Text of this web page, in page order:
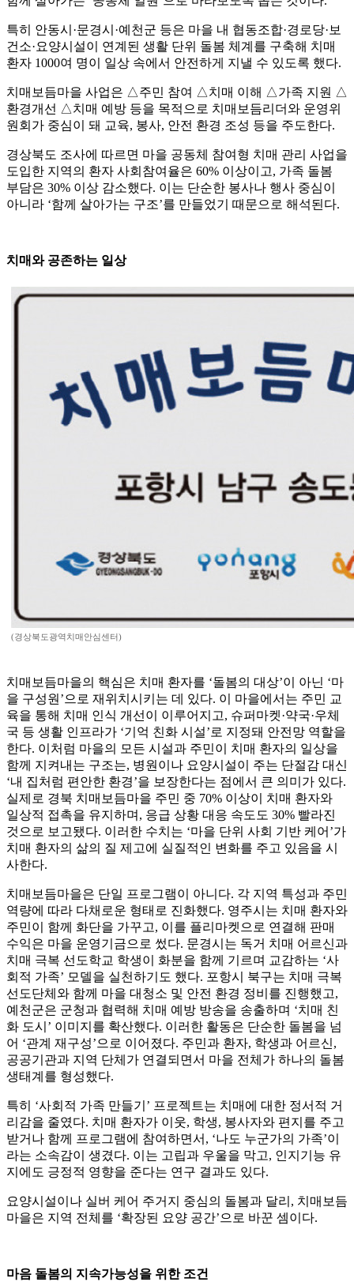
특히 안동시·문경시·예천군 등은 마을 내 협동조합·경로당·보
건소·요양시설이 연계된 생활 단위 돌봄 체계를 구축해 치매
환자 1000여 명이 일상 속에서 안전하게 지낼 수 있도록 했다. ​
치매보듬마을 사업은 △주민 참여 △치매 이해 △가족 지원 △
환경개선 △치매 예방 등을 목적으로 치매보듬리더와 운영위
원회가 중심이 돼 교육, 봉사, 안전 환경 조성 등을 주도한다.
경상북도 조사에 따르면 마을 공동체 참여형 치매 관리 사업을
도입한 지역의 환자 사회참여율은 60% 이상이고, 가족 돌봄
부담은 30% 이상 감소했다. 이는 단순한 봉사나 행사 중심이
아니라 ‘함께 살아가는 구조’를 만들었기 때문으로 해석된다.
치매와 공존하는 일상
(경상북도광역치매안심센터)
치매보듬마을의 핵심은 치매 환자를 ‘돌봄의 대상’이 아닌 ‘마
을 구성원’으로 재위치시키는 데 있다. 이 마을에서는 주민 교
육을 통해 치매 인식 개선이 이루어지고, 슈퍼마켓·약국·우체
국 등 생활 인프라가 ‘기억 친화 시설’로 지정돼 안전망 역할을
한다. 이처럼 마을의 모든 시설과 주민이 치매 환자의 일상을
함께 지켜내는 구조는, 병원이나 요양시설이 주는 단절감 대신
‘내 집처럼 편안한 환경’을 보장한다는 점에서 큰 의미가 있다.
실제로 경북 치매보듬마을 주민 중 70% 이상이 치매 환자와
일상적 접촉을 유지하며, 응급 상황 대응 속도도 30% 빨라진
것으로 보고됐다. 이러한 수치는 ‘마을 단위 사회 기반 케어’가
치매 환자의 삶의 질 제고에 실질적인 변화를 주고 있음을 시
사한다.
치매보듬마을은 단일 프로그램이 아니다. 각 지역 특성과 주민
역량에 따라 다채로운 형태로 진화했다. 영주시는 치매 환자와
주민이 함께 화단을 가꾸고, 이를 플리마켓으로 연결해 판매
수익은 마을 운영기금으로 썼다. 문경시는 독거 치매 어르신과
치매 극복 선도학교 학생이 화분을 함께 기르며 교감하는 ‘사
회적 가족’ 모델을 실천하기도 했다. 포항시 북구는 치매 극복
선도단체와 함께 마을 대청소 및 안전 환경 정비를 진행했고,
예천군은 군청과 협력해 치매 예방 방송을 송출하며 ‘치매 친
화 도시’ 이미지를 확산했다. 이러한 활동은 단순한 돌봄을 넘
어 ‘관계 재구성’으로 이어졌다. 주민과 환자, 학생과 어르신,
공공기관과 지역 단체가 연결되면서 마을 전체가 하나의 돌봄
생태계를 형성했다.
특히 ‘사회적 가족 만들기’ 프로젝트는 치매에 대한 정서적 거
리감을 줄였다. 치매 환자가 이웃, 학생, 봉사자와 편지를 주고
받거나 함께 프로그램에 참여하면서, ‘나도 누군가의 가족’이
라는 소속감이 생겼다. 이는 고립과 우울을 막고, 인지기능 유
지에도 긍정적 영향을 준다는 연구 결과도 있다.
요양시설이나 실버 케어 주거지 중심의 돌봄과 달리, 치매보듬
마을은 지역 전체를 ‘확장된 요양 공간’으로 바꾼 셈이다.
마음 돌봄의 지속가능성을 위한 조건